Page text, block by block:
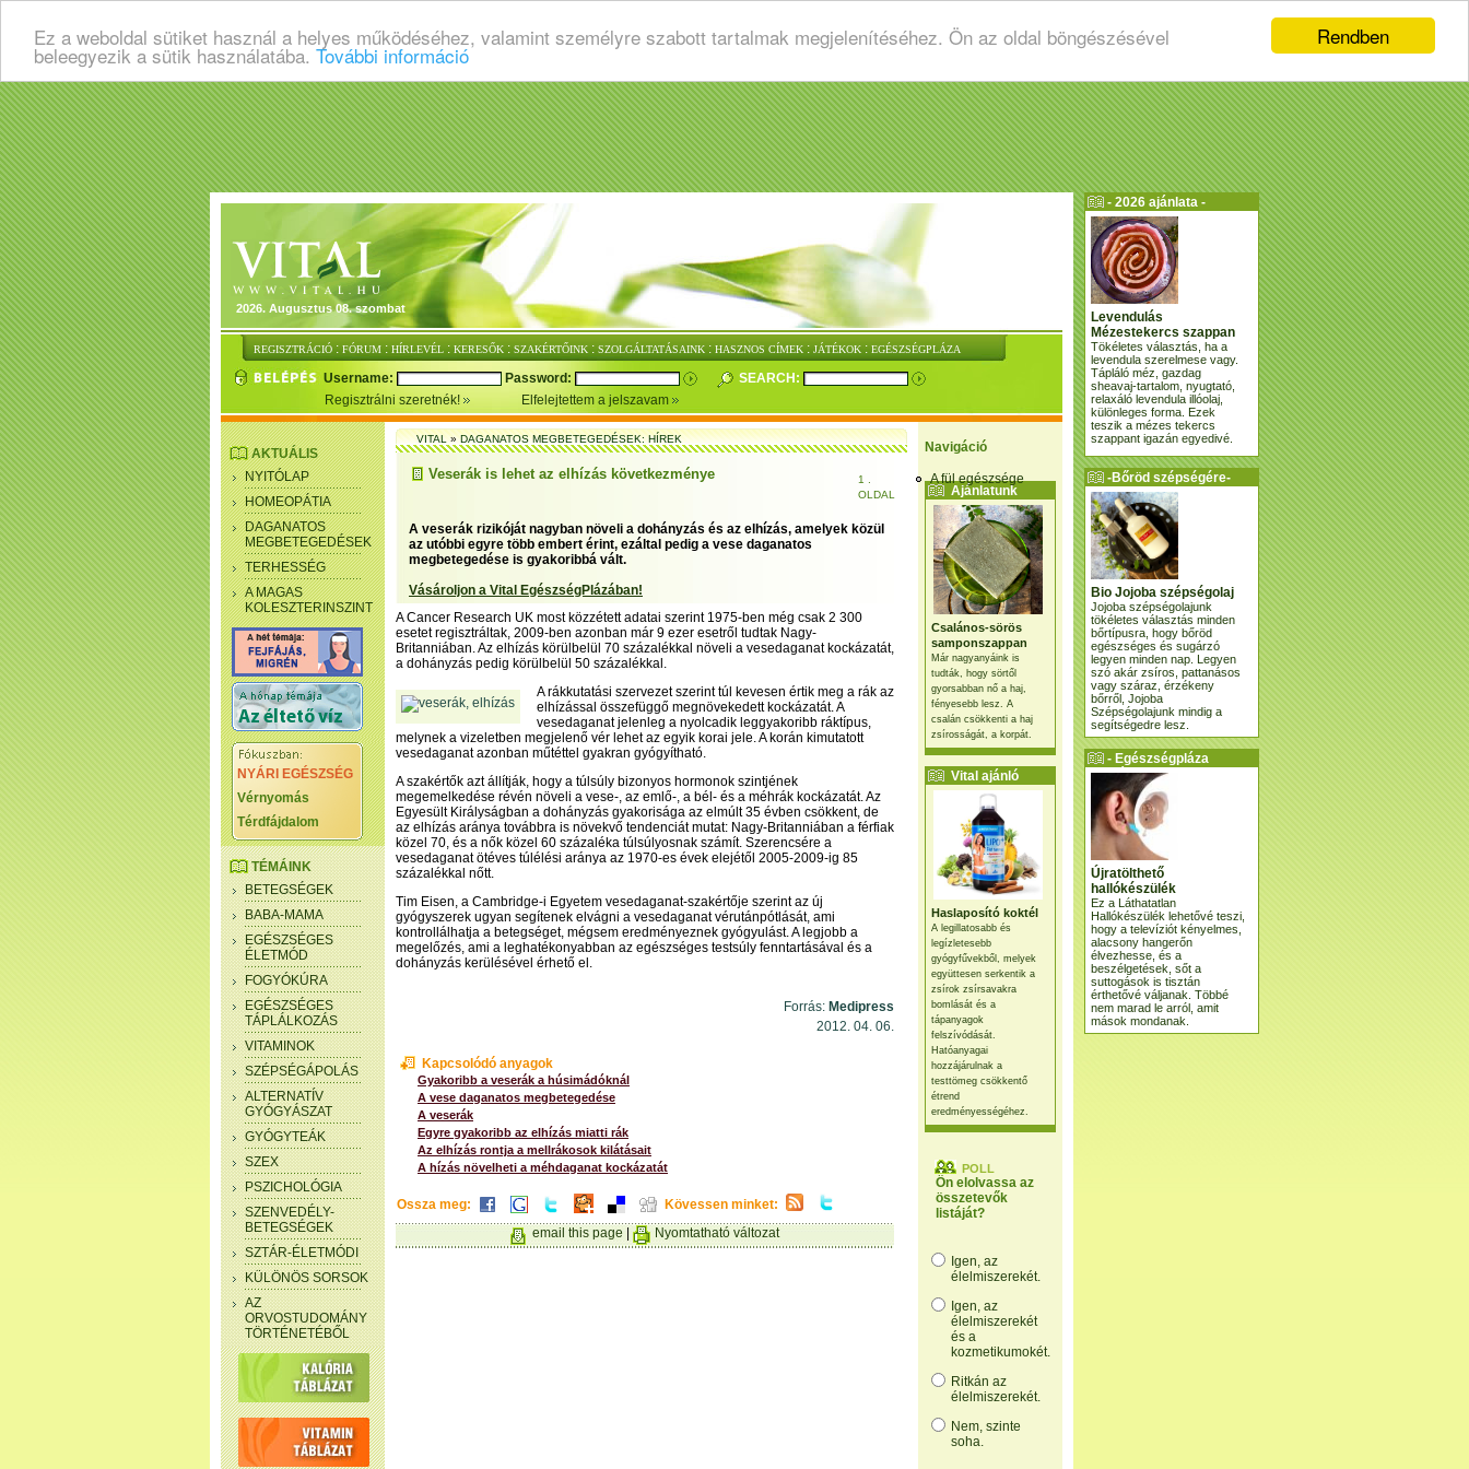
Rendben
Ez a weboldal sütiket használ a helyes működéséhez, valamint személyre szabott tartalmak megjelenítéséhez. Ön az oldal böngészésével
beleegyezik a sütik használatába. További információ
2026. Augusztus 08. szombat
REGISZTRÁCIÓ : FÓRUM : HÍRLEVÉL : KERESŐK : SZAKÉRTŐINK : SZOLGÁLTATÁSAINK : HASZNOS CÍMEK : JÁTÉKOK : EGÉSZSÉGPLÁZA
Username: Password:
SEARCH:
Regisztrálni szeretnék!
Elfelejtettem a jelszavam
Navigáció
A fül egészsége
Ajánlatunk
Csalános-sörös
samponszappan
Már nagyanyáink is
tudták, hogy sörtől
gyorsabban nő a haj,
fényesebb lesz. A
csalán csökkenti a haj
zsírosságát, a korpát.
Vital ajánló
Haslaposító koktél
A legillatosabb és
legízletesebb
gyógyfűvekből, melyek
együttesen serkentik a
zsírok zsírsavakra
bomlását és a
tápanyagok
felszívódását.
Hatóanyagai
hozzájárulnak a
testtömeg csökkentő
étrend
eredményességéhez.
POLL
Ön elolvassa az
összetevők
listáját?
Igen, az
élelmiszerekét.
Igen, az
élelmiszerekét
és a
kozmetikumokét.
Ritkán az
élelmiszerekét.
Nem, szinte
soha.
AKTUÁLIS
NYITÓLAP
HOMEOPÁTIA
DAGANATOS
MEGBETEGEDÉSEK
TERHESSÉG
A MAGAS
KOLESZTERINSZINT
NYÁRI EGÉSZSÉG
Vérnyomás
Térdfájdalom
TÉMÁINK
BETEGSÉGEK
BABA-MAMA
EGÉSZSÉGES
ÉLETMÓD
FOGYÓKÚRA
EGÉSZSÉGES
TÁPLÁLKOZÁS
VITAMINOK
SZÉPSÉGÁPOLÁS
ALTERNATÍV
GYÓGYÁSZAT
GYÓGYTEÁK
SZEX
PSZICHOLÓGIA
SZENVEDÉLY-
BETEGSÉGEK
SZTÁR-ÉLETMÓDI
KÜLÖNÖS SORSOK
AZ
ORVOSTUDOMÁNY
TÖRTÉNETÉBŐL
VITAL»DAGANATOS MEGBETEGEDÉSEK: HÍREK
Veserák is lehet az elhízás következménye
1 .
OLDAL
A veserák rizikóját nagyban növeli a dohányzás és az elhízás, amelyek közül
az utóbbi egyre több embert érint, ezáltal pedig a vese daganatos
megbetegedése is gyakoribbá vált.
Vásároljon a Vital EgészségPlázában!
A Cancer Research UK most közzétett adatai szerint 1975-ben még csak 2 300
esetet regisztráltak, 2009-ben azonban már 9 ezer esetről tudtak Nagy-
Britanniában. Az elhízás körülbelül 70 százalékkal növeli a vesedaganat kockázatát,
a dohányzás pedig körülbelül 50 százalékkal.
A rákkutatási szervezet szerint túl kevesen értik meg a rák az
elhízással összefüggő megnövekedett kockázatát. A
vesedaganat jelenleg a nyolcadik leggyakoribb ráktípus,
melynek a vizeletben megjelenő vér lehet az egyik korai jele. A korán kimutatott
vesedaganat azonban műtéttel gyakran gyógyítható.
A szakértők azt állítják, hogy a túlsúly bizonyos hormonok szintjének
megemelkedése révén növeli a vese-, az emlő-, a bél- és a méhrák kockázatát. Az
Egyesült Királyságban a dohányzás gyakorisága az elmúlt 35 évben csökkent, de
az elhízás aránya továbbra is növekvő tendenciát mutat: Nagy-Britanniában a férfiak
közel 70, és a nők közel 60 százaléka túlsúlyosnak számít. Szerencsére a
vesedaganat ötéves túlélési aránya az 1970-es évek elejétől 2005-2009-ig 85
százalékkal nőtt.
Tim Eisen, a Cambridge-i Egyetem vesedaganat-szakértője szerint az új
gyógyszerek ugyan segítenek elvágni a vesedaganat vérutánpótlását, ami
kontrollálhatja a betegséget, mégsem eredményeznek gyógyulást. A legjobb a
megelőzés, ami a leghatékonyabban az egészséges testsúly fenntartásával és a
dohányzás kerülésével érhető el.
Forrás: Medipress
2012. 04. 06.
Kapcsolódó anyagok
Gyakoribb a veserák a húsimádóknál
A vese daganatos megbetegedése
A veserák
Egyre gyakoribb az elhízás miatti rák
Az elhízás rontja a mellrákosok kilátásait
A hízás növelheti a méhdaganat kockázatát
Ossza meg:
Kövessen minket:
email this page
Nyomtatható változat
- 2026 ajánlata -
Levendulás
Mézestekercs szappan
Tökéletes választás, ha a
levendula szerelmese vagy.
Tápláló méz, gazdag
sheavaj-tartalom, nyugtató,
relaxáló levendula illóolaj,
különleges forma. Ezek
teszik a mézes tekercs
szappant igazán egyedivé.
-Bőröd szépségére-
Bio Jojoba szépségolaj
Jojoba szépségolajunk
tökéletes választás minden
bőrtípusra, hogy bőröd
egészséges és sugárzó
legyen minden nap. Legyen
szó akár zsíros, pattanásos
vagy száraz, érzékeny
bőrről, Jojoba
Szépségolajunk mindig a
segítségedre lesz.
- Egészségpláza
ajánlatunk -
Újratölthető
hallókészülék
Ez a Láthatatlan
Hallókészülék lehetővé teszi,
hogy a televíziót kényelmes,
alacsony hangerőn
élvezhesse, és a
beszélgetések, sőt a
suttogások is tisztán
érthetővé váljanak. Többé
nem marad le arról, amit
mások mondanak.